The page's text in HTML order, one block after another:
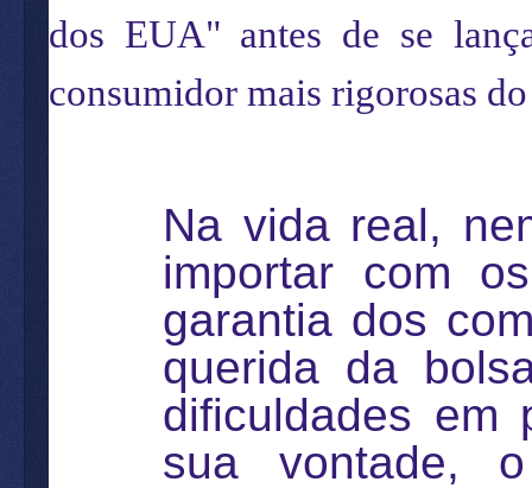
dos EUA" antes de se
consumidor mais rigorosas
Na vida real,
importar com
garantia dos
querida da
dificuldades em
sua vontade,